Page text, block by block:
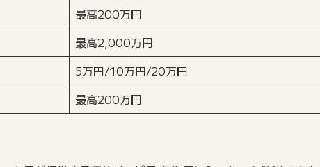
最高200万円
最高2,000万円
5万円/10万円/20万円
最高200万円